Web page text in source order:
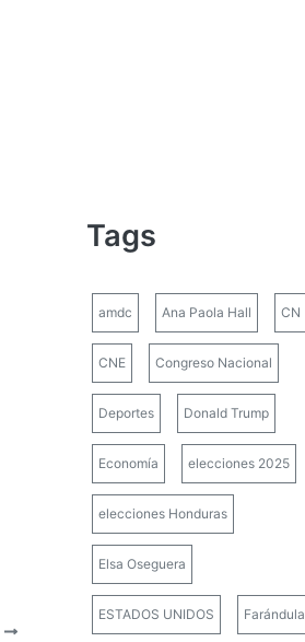
Tags
amdc Ana Paola Hall CN
CNE Congreso Nacional
Deportes Donald Trump
Economía elecciones 2025
elecciones Honduras
Elsa Oseguera
ESTADOS UNIDOS Farándula